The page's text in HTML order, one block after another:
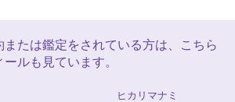
たは鑑定をされている方は、こちら
ルも見ています。
ヒカリマナミ